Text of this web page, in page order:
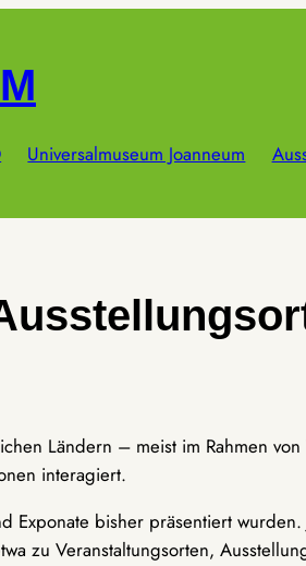
Universalmuseum Joanneum
Ländern – meist im Rahmen
interagiert.
bisher präsentiert
zu Veranstaltungsorten,